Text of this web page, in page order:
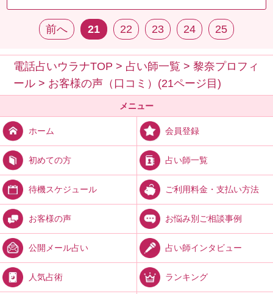
前へ 21 22 23 24 25
電話占いウラナTOP > 占い師一覧 >黎奈プロフィ
ール > お客様の声（口コミ）(21ページ目)
メニュー
ホーム 会員登録
初めての方 占い師一覧
待機スケジュール ご利用料金・支払い方法
お客様の声 お悩み別ご相談事例
公開メール占い 占い師インタビュー
人気占術 ランキング